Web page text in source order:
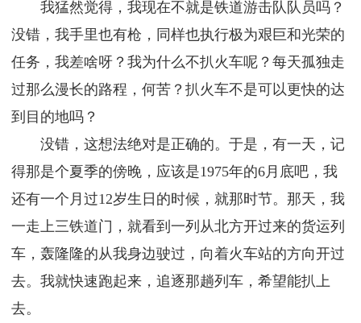
我猛然觉得，我现在不就是铁道游击队队员吗？
没错，我手里也有枪，同样也执行极为艰巨和光荣的
任务，我差啥呀？我为什么不扒火车呢？每天孤独走
过那么漫长的路程，何苦？扒火车不是可以更快的达
到目的地吗？
没错，这想法绝对是正确的。于是，有一天，记
得那是个夏季的傍晚，应该是1975年的6月底吧，我
还有一个月过12岁生日的时候，就那时节。那天，我
一走上三铁道门，就看到一列从北方开过来的货运列
车，轰隆隆的从我身边驶过，向着火车站的方向开过
去。我就快速跑起来，追逐那趟列车，希望能扒上
去。